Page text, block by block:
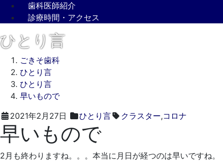
歯科医師紹介
診療時間・アクセス
ひとり言
ごきそ歯科
ひとり言
ひとり言
早いもので
2021年2月27日
ひとり言 クラスター,コロナ
月
歯
早いもので
2月も終わりますね。。。本当に月日が経つのは早いですね。